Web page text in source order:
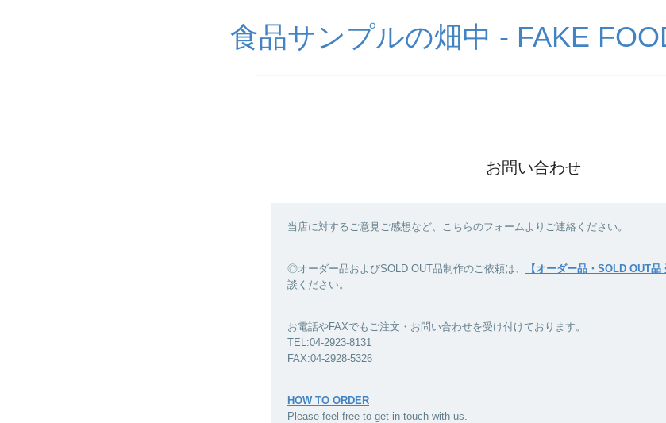
食品サンプルの畑中 - FAKE
お問い合わせ
当店に対するご意見ご感想など、こちらのフォームよりご連絡ください。
◎オーダー品およびSOLD OUT品制作のご依頼は、 【オーダー品・SOLD OUT品
談ください。
お電話やFAXでもご注文・お問い合わせを受け付けております。
TEL:04-2923-8131
FAX:04-2928-5326
HOW TO ORDER
Please feel free to get in touch with us.